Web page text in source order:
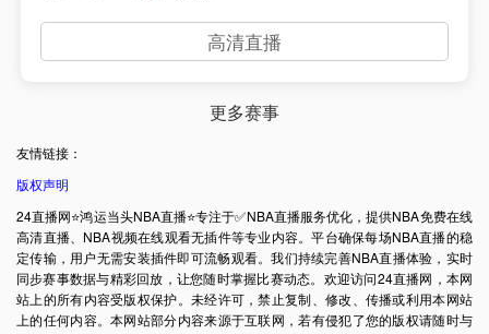
高清直播
更多赛事
友情链接：
版权声明
24直播网⭐️鸿运当头NBA直播⭐️专注于✅NBA直播服务优化，提供NBA免费在线
高清直播、NBA视频在线观看无插件等专业内容。平台确保每场NBA直播的稳
定传输，用户无需安装插件即可流畅观看。我们持续完善NBA直播体验，实时
同步赛事数据与精彩回放，让您随时掌握比赛动态。欢迎访问24直播网，本网
站上的所有内容受版权保护。未经许可，禁止复制、修改、传播或利用本网站
上的任何内容。本网站部分内容来源于互联网，若有侵犯了您的版权请随时与